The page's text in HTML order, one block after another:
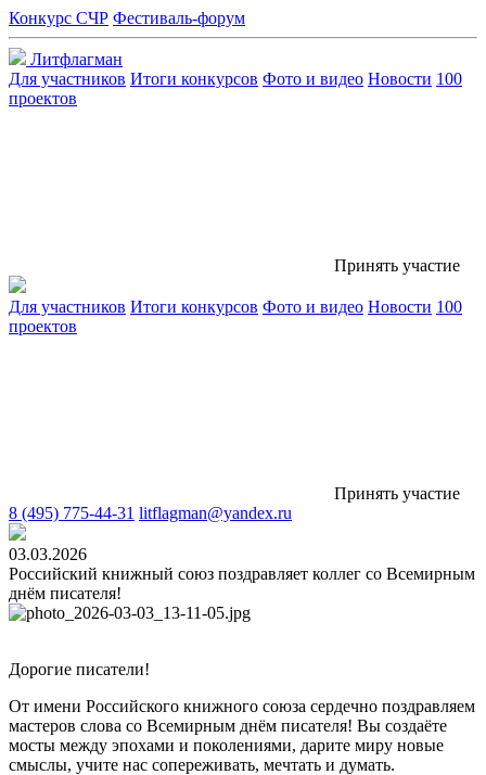
Конкурс СЧР Фестиваль-форум
Литфлагман
Для участников Итоги конкурсов Фото и видео Новости 100
проектов
Принять участие
Для участников Итоги конкурсов Фото и видео Новости 100
проектов
Принять участие
8 (495) 775-44-31 litflagman@yandex.ru
03.03.2026
Российский книжный союз поздравляет коллег со Всемирным
днём писателя!
Дорогие писатели!
От имени Российского книжного союза сердечно поздравляем
мастеров слова со Всемирным днём писателя! Вы создаёте
мосты между эпохами и поколениями, дарите миру новые
смыслы, учите нас сопереживать, мечтать и думать.